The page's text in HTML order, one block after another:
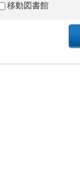
移動図書館